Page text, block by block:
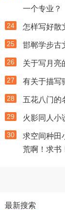
一个专业？
24 怎样写好散
25 邯郸学步古
26 关于写月亮
27 有关于描写
28 五花八门的
29 火影同人小
30
求空间种田
荒啊！求书
最新搜索